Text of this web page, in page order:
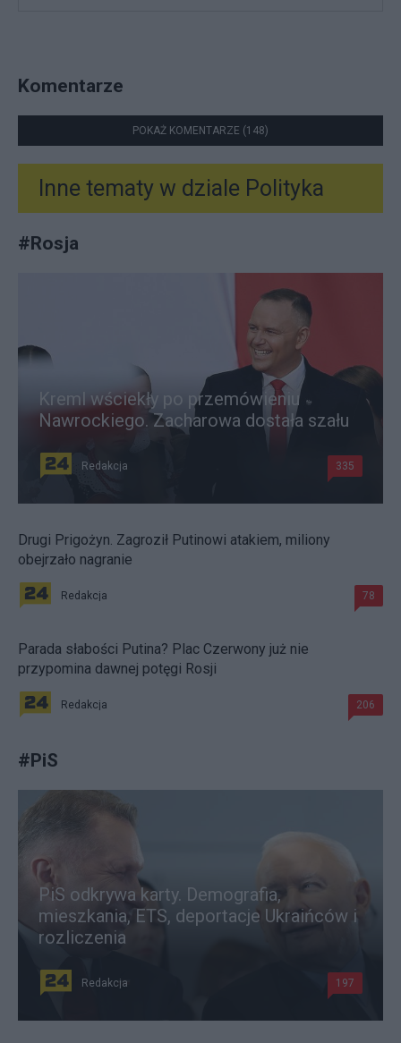
Komentarze
POKAŻ KOMENTARZE (148)
Inne tematy w dziale Polityka
#Rosja
Kreml wściekły po przemówieniu
Nawrockiego. Zacharowa dostała szału
Redakcja 335
Drugi Prigożyn. Zagroził Putinowi atakiem, miliony
obejrzało nagranie
Redakcja 78
Parada słabości Putina? Plac Czerwony już nie
przypomina dawnej potęgi Rosji
Redakcja 206
#PiS
PiS odkrywa karty. Demografia,
mieszkania, ETS, deportacje Ukraińców i
rozliczenia
Redakcja 197